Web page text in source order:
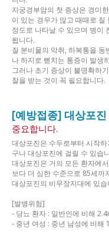
자궁경부암의 첫 증상은 경미
이 있는 경우가 많고 때때로
정도로 나타날 수 있으며 병이
됩니다.
질 분비물의 악취, 하복통을
나 하지로 뻗치는 통증이 발생
그러나 초기 증상이 불명확하
찰을 받는 것이 꼭 필요합니다.
[예방접종] 대상포진
중요합니다.
대상포진은 수두로부터 시작
구나 대상포진에 걸릴 수 있습
대상포진은 거의 모든 환자에
보다 더 심한 수준으로 85세까
대상포진의 비무장지대에 있습
[발병위험]
- 당뇨 환자 : 일반인에 비해 2.4
- 중년 여성 : 중년 남성에 비해